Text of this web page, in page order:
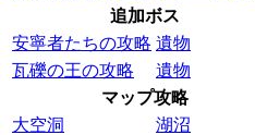
追加ボス
安寧者たちの攻略 遺物
瓦礫の王の攻略
遺物
マップ攻略
大空洞
湖沼